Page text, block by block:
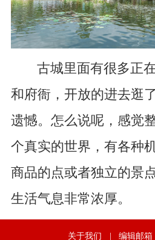
古城里面有很多正
和府衙，开放的进去逛
遗憾。怎么说呢，感觉
个真实的世界，有各种
商品的点或者独立的景
生活气息非常浓厚。
关于我们 | 编辑邮箱